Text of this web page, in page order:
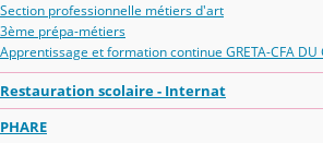
Section professionnelle métiers d'art
3ème prépa-métiers
Apprentissage et formation continue GRETA-CFA DU
Restauration scolaire - Internat
PHARE